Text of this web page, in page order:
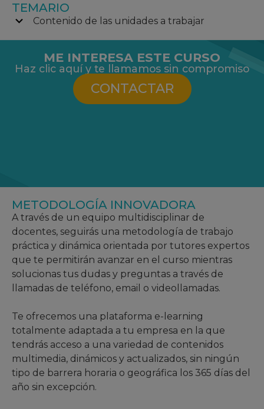
TEMARIO
Contenido de las unidades a trabajar
ME INTERESA ESTE CURSO
Haz clic aquí y te llamamos sin compromiso
CONTACTAR
METODOLOGÍA INNOVADORA
A través de un equipo multidisciplinar de
docentes, seguirás una metodología de trabajo
práctica y dinámica orientada por tutores expertos
que te permitirán avanzar en el curso mientras
solucionas tus dudas y preguntas a través de
llamadas de teléfono, email o videollamadas.
Te ofrecemos una plataforma e-learning
totalmente adaptada a tu empresa en la que
tendrás acceso a una variedad de contenidos
multimedia, dinámicos y actualizados, sin ningún
tipo de barrera horaria o geográfica los 365 días del
año sin excepción.